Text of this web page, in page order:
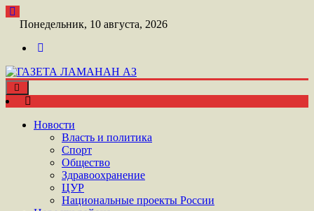
Перейти
Понедельник, 10 августа, 2026
ГАЗЕТА ЛАМАНАН АЗ
ШАТОЙСКАЯ ГАЗЕТА ЛАМАНАН АЗ
Toggle
navigation
Новости
Власть и политика
Спорт
Общество
Здравоохранение
ЦУР
Национальные проекты России